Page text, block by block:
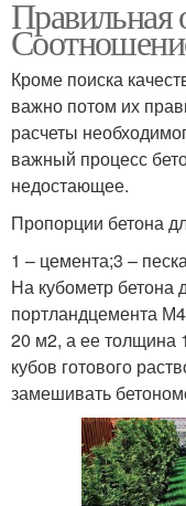
Правильная
Кроме поиска
важно потом их
расчеты
важный процесс
недостающее.
Пропорции бетона
1 – цемента;3 –
На кубометр бетона
портландцемента
20 м2, а ее толщина
кубов готового
замешивать